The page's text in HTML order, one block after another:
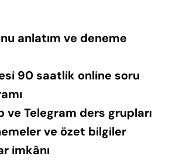
anlatım ve deneme
90 saatlik online soru
ve Telegram ders grupları
ve özet bilgiler
imkânı